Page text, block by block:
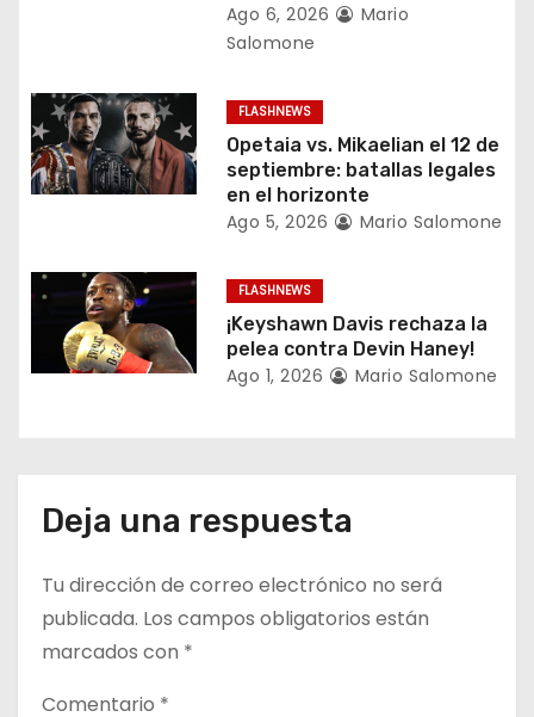
t
r
a
a
Ago 6, 2026
Mario
Salomone
FLASHNEWS
Opetaia vs. Mikaelian el 12 de
septiembre: batallas legales
en el horizonte
Ago 5, 2026 Mario Salomone
FLASHNEWS
¡Keyshawn Davis rechaza la
pelea contra Devin Haney!
Ago 1, 2026 Mario Salomone
Deja una respuesta
Tu dirección de correo electrónico no será
publicada. Los campos obligatorios están
marcados con *
Comentario *